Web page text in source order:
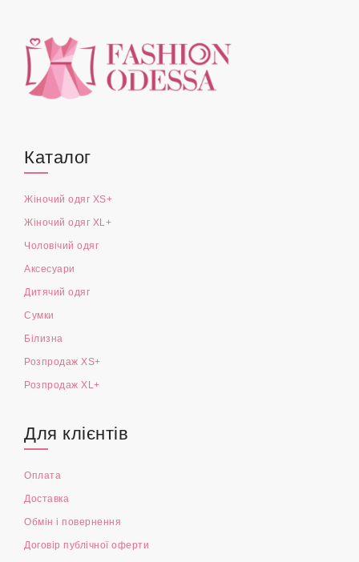
Каталог
Жіночий одяг XS+
Жіночий одяг XL+
Чоловічий одяг
Аксесуари
Дитячий одяг
Сумки
Білизна
Розпродаж XS+
Розпродаж XL+
Для клієнтів
Оплата
Доставка
Обмін і повернення
Договір публічної оферти